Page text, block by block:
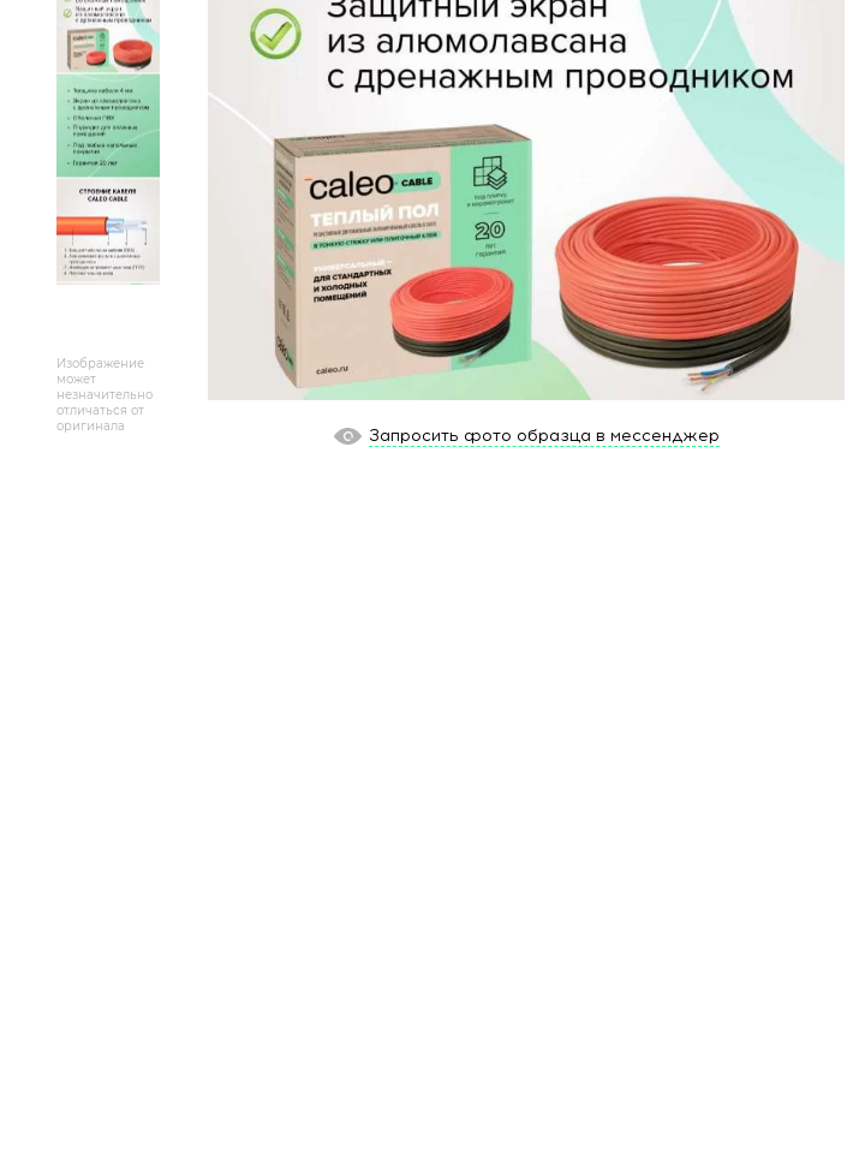
Массивная доска
Террасная доска
Аксессуары для укладки
Настенные покрытия
Отопительное оборудование
Бренды
Новинки
По распродаже и скидке
Изображение
может
незначительно
отличаться от
оригинала
Запросить фото образца в мессенджер